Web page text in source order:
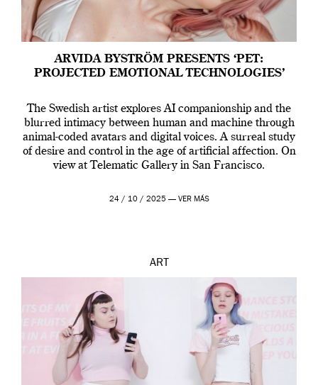
ARVIDA BYSTRÖM PRESENTS ‘PET:
PROJECTED EMOTIONAL TECHNOLOGIES’
The Swedish artist explores AI companionship and the
blurred intimacy between human and machine through
animal-coded avatars and digital voices. A surreal study
of desire and control in the age of artificial affection. On
view at Telematic Gallery in San Francisco.
24 / 10 / 2025 — VER MÁS
ART